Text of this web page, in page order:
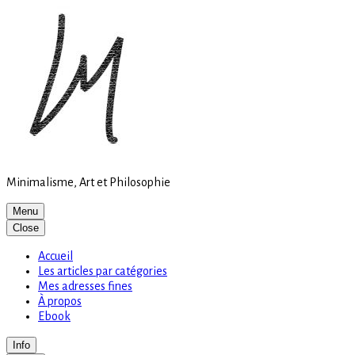
Minimalisme, Art et Philosophie
Menu
Close
Accueil
Les articles par catégories
Mes adresses fines
À propos
Ebook
Info